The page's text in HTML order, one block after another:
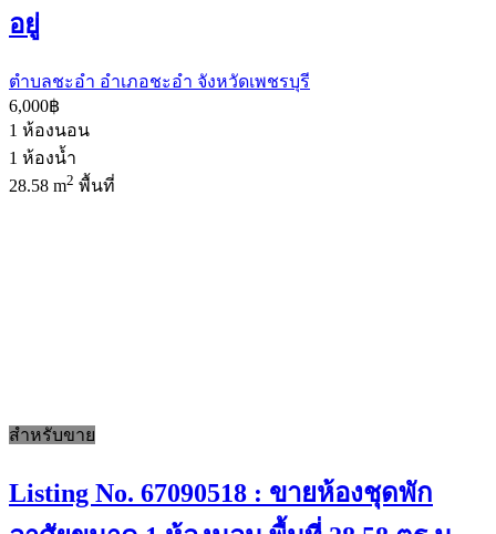
อยู่
ตำบลชะอำ อำเภอชะอำ จังหวัดเพชรบุรี
6,000฿
1 ห้องนอน
1 ห้องน้ำ
28.58 m2 พื้นที่
สำหรับขาย
Listing No. 67090518 : ขายห้องชุดพัก